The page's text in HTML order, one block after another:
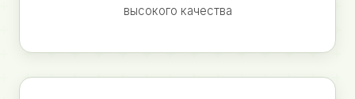
высокого качества